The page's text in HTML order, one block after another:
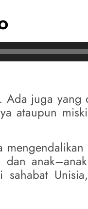
Ada juga yang
ataupun
dan